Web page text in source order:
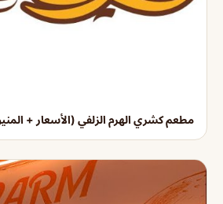
مطعم كشري الهرم الزلفي (الأسعار +